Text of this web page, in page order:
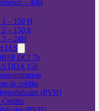
– 40H
– 150 H
– 150 h
3 – 24H
IAS
DCI 7h
DDA 15h
de crédits
(PVH)
Crédits